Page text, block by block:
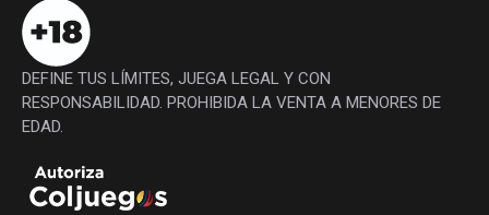
DEFINE TUS LÍMITES, JUEGA LEGAL Y CON
RESPONSABILIDAD. PROHIBIDA LA VENTA A MENORES DE
EDAD.